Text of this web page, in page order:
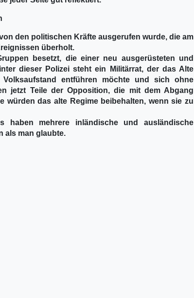
den politischen Kräfte ausgerufen wurde, die am
überholt.
besetzt, die einer neu ausgerüsteten und
dieser Polizei steht ein Militärrat, der das Alte
entführen möchte und sich ohne
jetzt Teile der Opposition, die mit dem Abgang
würden das alte Regime beibehalten, wenn sie zu
haben mehrere inländische und ausländische
als man glaubte.